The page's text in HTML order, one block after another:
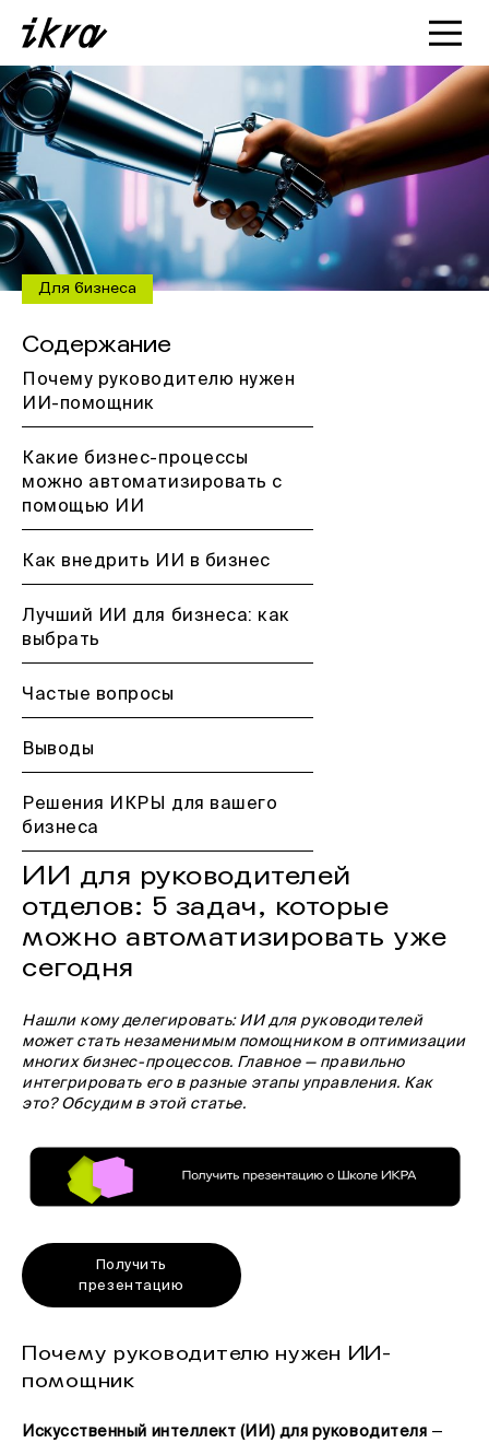
Познакомиться с ИКРОЙ
Статьи
Кейсы
О нас
Для бизнеса
Содержание
Почему руководителю нужен
ИИ-помощник
Какие бизнес-процессы
можно автоматизировать с
помощью ИИ
Как внедрить ИИ в бизнес
Лучший ИИ для бизнеса: как
выбрать
Частые вопросы
Выводы
Решения ИКРЫ для вашего
бизнеса
ИИ для руководителей
отделов: 5 задач, которые
можно автоматизировать уже
сегодня
Нашли кому делегировать: ИИ для руководителей
может стать незаменимым помощником в оптимизации
многих бизнес-процессов. Главное — правильно
интегрировать его в разные этапы управления. Как
это? Обсудим в этой статье.
Получить
презентацию
Почему руководителю нужен ИИ-
помощник
Искусственный интеллект (ИИ) для руководителя —